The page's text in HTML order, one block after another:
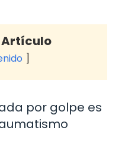
Artículo
por golpe es